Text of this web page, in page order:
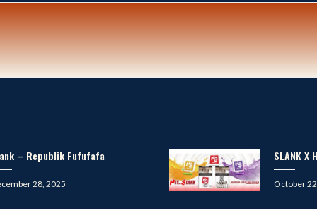
– Republik Fufufafa
28, 2025
SLANK X
Posted
October